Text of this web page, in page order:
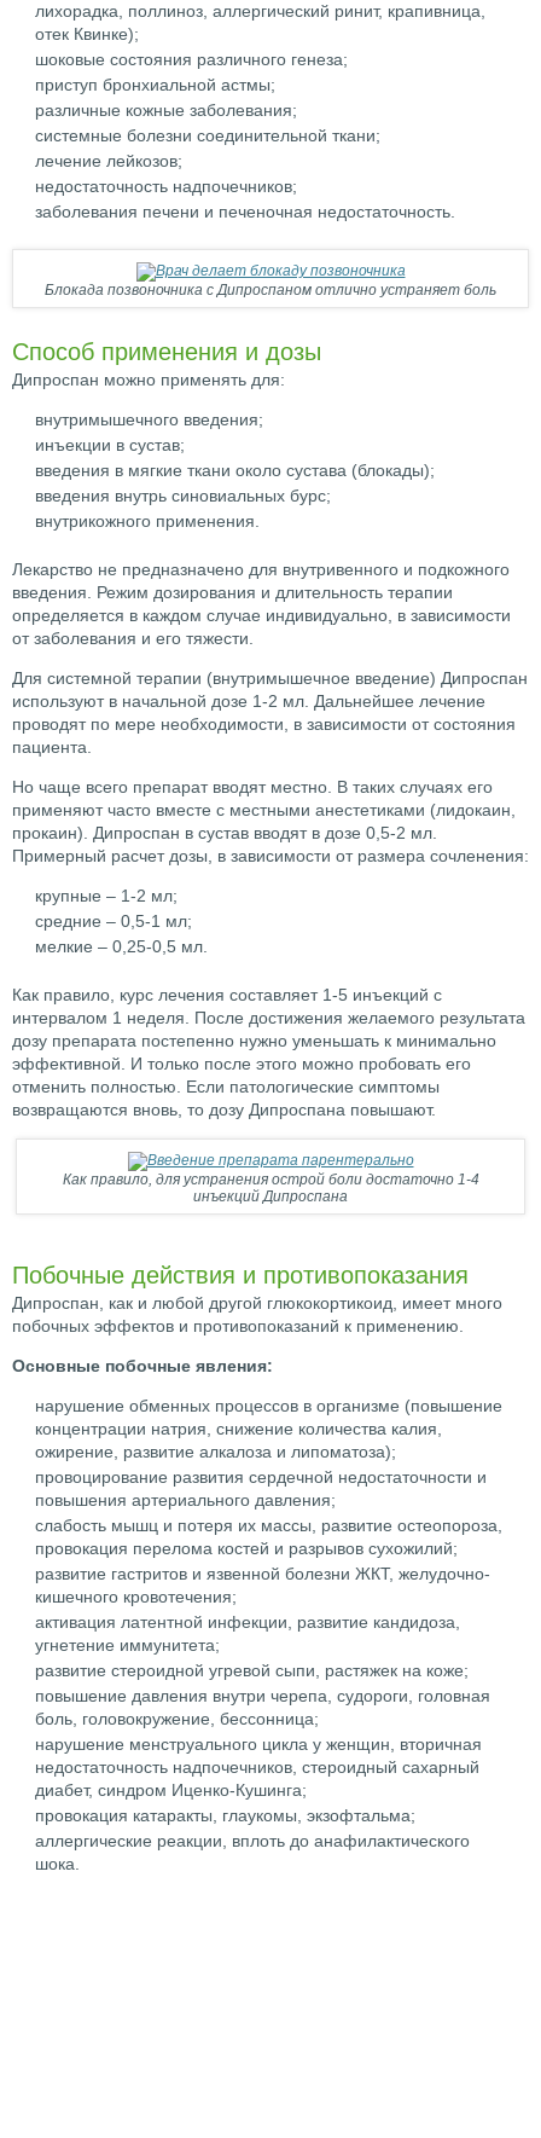
лихорадка, поллиноз, аллергический ринит, крапивница,
отек Квинке);
шоковые состояния различного генеза;
приступ бронхиальной астмы;
различные кожные заболевания;
системные болезни соединительной ткани;
лечение лейкозов;
недостаточность надпочечников;
заболевания печени и печеночная недостаточность.
Блокада позвоночника с Дипроспаном отлично устраняет боль
Способ применения и дозы
Дипроспан можно применять для:
внутримышечного введения;
инъекции в сустав;
введения в мягкие ткани около сустава (блокады);
введения внутрь синовиальных бурс;
внутрикожного применения.
Лекарство не предназначено для внутривенного и подкожного
введения. Режим дозирования и длительность терапии
определяется в каждом случае индивидуально, в зависимости
от заболевания и его тяжести.
Для системной терапии (внутримышечное введение) Дипроспан
используют в начальной дозе 1-2 мл. Дальнейшее лечение
проводят по мере необходимости, в зависимости от состояния
пациента.
Но чаще всего препарат вводят местно. В таких случаях его
применяют часто вместе с местными анестетиками (лидокаин,
прокаин). Дипроспан в сустав вводят в дозе 0,5-2 мл.
Примерный расчет дозы, в зависимости от размера сочленения:
крупные – 1-2 мл;
средние – 0,5-1 мл;
мелкие – 0,25-0,5 мл.
Как правило, курс лечения составляет 1-5 инъекций с
интервалом 1 неделя. После достижения желаемого результата
дозу препарата постепенно нужно уменьшать к минимально
эффективной. И только после этого можно пробовать его
отменить полностью. Если патологические симптомы
возвращаются вновь, то дозу Дипроспана повышают.
Как правило, для устранения острой боли достаточно 1-4
инъекций Дипроспана
Побочные действия и противопоказания
Дипроспан, как и любой другой глюкокортикоид, имеет много
побочных эффектов и противопоказаний к применению.
Основные побочные явления:
нарушение обменных процессов в организме (повышение
концентрации натрия, снижение количества калия,
ожирение, развитие алкалоза и липоматоза);
провоцирование развития сердечной недостаточности и
повышения артериального давления;
слабость мышц и потеря их массы, развитие остеопороза,
провокация перелома костей и разрывов сухожилий;
развитие гастритов и язвенной болезни ЖКТ, желудочно-
кишечного кровотечения;
активация латентной инфекции, развитие кандидоза,
угнетение иммунитета;
развитие стероидной угревой сыпи, растяжек на коже;
повышение давления внутри черепа, судороги, головная
боль, головокружение, бессонница;
нарушение менструального цикла у женщин, вторичная
недостаточность надпочечников, стероидный сахарный
диабет, синдром Иценко-Кушинга;
провокация катаракты, глаукомы, экзофтальма;
аллергические реакции, вплоть до анафилактического
шока.